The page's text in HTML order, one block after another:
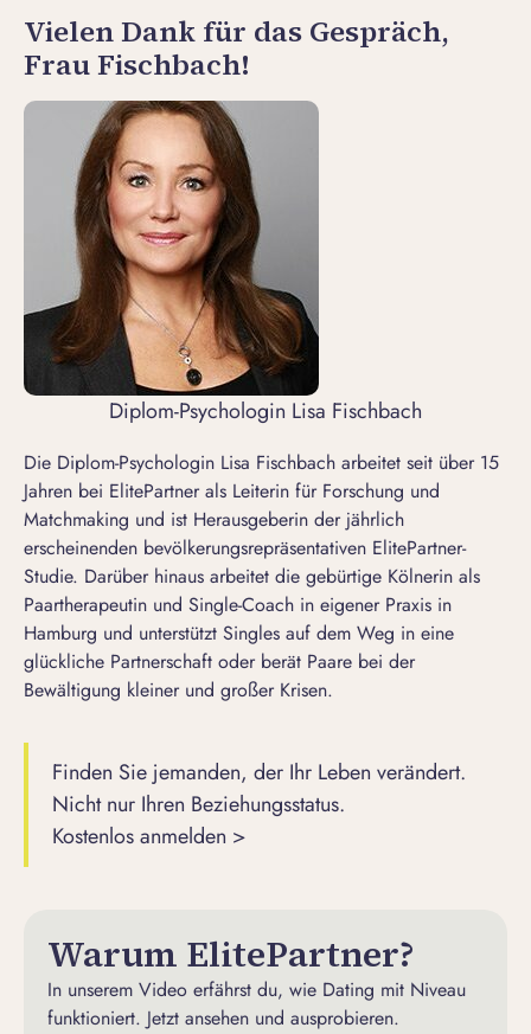
Vielen Dank für das Gespräch,
Frau Fischbach!
Diplom-Psychologin Lisa Fischbach
Die Diplom-Psychologin Lisa Fischbach arbeitet seit über 15
Jahren bei ElitePartner als Leiterin für Forschung und
Matchmaking und ist Herausgeberin der jährlich
erscheinenden bevölkerungsrepräsentativen ElitePartner-
Studie. Darüber hinaus arbeitet die gebürtige Kölnerin als
Paartherapeutin und Single-Coach in eigener Praxis in
Hamburg und unterstützt Singles auf dem Weg in eine
glückliche Partnerschaft oder berät Paare bei der
Bewältigung kleiner und großer Krisen.
Finden Sie jemanden, der Ihr Leben verändert.
Nicht nur Ihren Beziehungsstatus.
Kostenlos anmelden >
Warum ElitePartner?
In unserem Video erfährst du, wie Dating mit Niveau
funktioniert. Jetzt ansehen und ausprobieren.